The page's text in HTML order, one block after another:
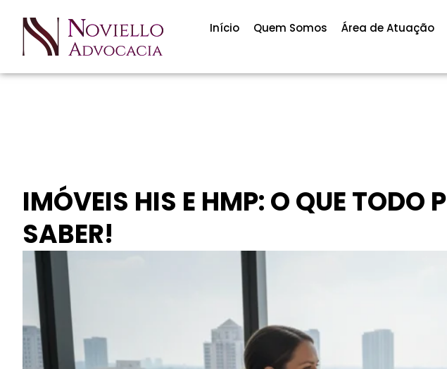
Início Quem Somos Área de Atuação
IMÓVEIS HIS E HMP: O QUE TODO
SABER!